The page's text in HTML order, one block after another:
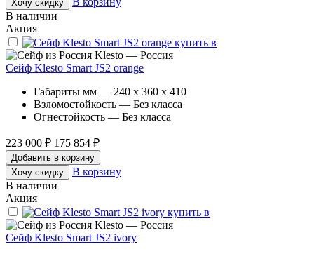
Хочу скидку
В наличии
Акция
Klesto — Россия
Сейф Klesto Smart JS2 orange
Габариты мм — 240 x 360 x 410
Взломостойкость — Без класса
Огнестойкость — Без класса
223 000 ₽ 175 854 ₽
Добавить в корзину
Хочу скидку
В корзину
В наличии
Акция
Klesto — Россия
Сейф Klesto Smart JS2 ivory